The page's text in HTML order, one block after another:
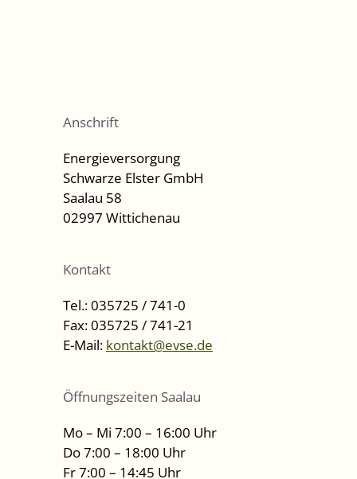
Anschrift
Energieversorgung
Schwarze Elster GmbH
Saalau 58
02997 Wittichenau
Kontakt
Tel.: 035725 / 741-0
Fax: 035725 / 741-21
E-Mail: kontakt@evse.de
Öffnungszeiten Saalau
Mo – Mi 7:00 – 16:00 Uhr
Do 7:00 – 18:00 Uhr
Fr 7:00 – 14:45 Uhr